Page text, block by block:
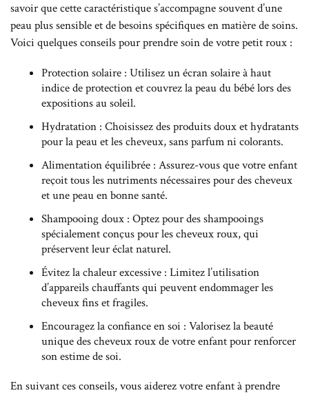
savoir que cette caractéristique s’accompagne souvent d’une
peau plus sensible et de besoins spécifiques en matière de soins.
Voici quelques conseils pour prendre soin de votre petit roux :
Protection solaire : Utilisez un écran solaire à haut
indice de protection et couvrez la peau du bébé lors des
expositions au soleil.
Hydratation : Choisissez des produits doux et hydratants
pour la peau et les cheveux, sans parfum ni colorants.
Alimentation équilibrée : Assurez-vous que votre enfant
reçoit tous les nutriments nécessaires pour des cheveux
et une peau en bonne santé.
Shampooing doux : Optez pour des shampooings
spécialement conçus pour les cheveux roux, qui
préservent leur éclat naturel.
Évitez la chaleur excessive : Limitez l’utilisation
d’appareils chauffants qui peuvent endommager les
cheveux fins et fragiles.
Encouragez la confiance en soi : Valorisez la beauté
unique des cheveux roux de votre enfant pour renforcer
son estime de soi.
En suivant ces conseils, vous aiderez votre enfant à prendre